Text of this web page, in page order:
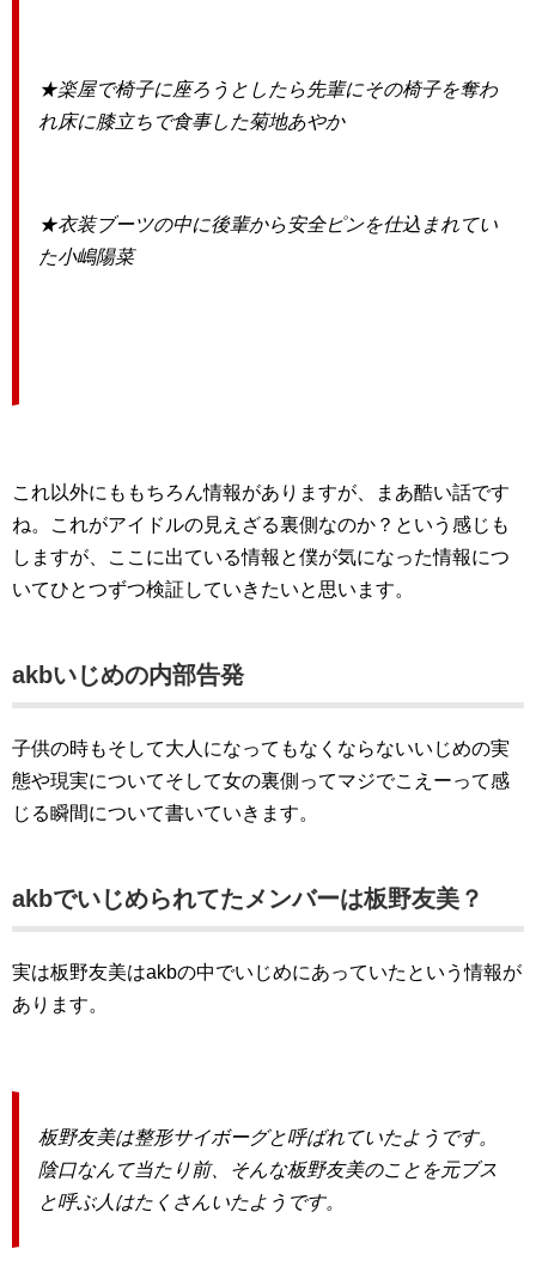
★楽屋で椅子に座ろうとしたら先輩にその椅子を奪わ
れ床に膝立ちで食事した菊地あやか
★衣装ブーツの中に後輩から安全ピンを仕込まれてい
た小嶋陽菜
これ以外にももちろん情報がありますが、まあ酷い話です
ね。これがアイドルの見えざる裏側なのか？という感じも
しますが、ここに出ている情報と僕が気になった情報につ
いてひとつずつ検証していきたいと思います。
akbいじめの内部告発
子供の時もそして大人になってもなくならないいじめの実
態や現実についてそして女の裏側ってマジでこえーって感
じる瞬間について書いていきます。
akbでいじめられてたメンバーは板野友美？
実は板野友美はakbの中でいじめにあっていたという情報が
あります。
板野友美は整形サイボーグと呼ばれていたようです。
陰口なんて当たり前、そんな板野友美のことを元ブス
と呼ぶ人はたくさんいたようです。